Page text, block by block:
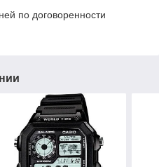
по договоренности